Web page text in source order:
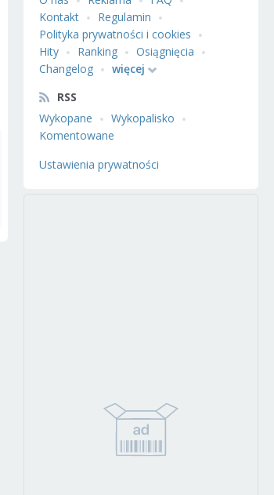
Kontakt
Regulamin
Polityka prywatności i cookies
Hity
Ranking
Osiągnięcia
Changelog
więcej
RSS
Wykopane
Wykopalisko
Komentowane
Ustawienia prywatności